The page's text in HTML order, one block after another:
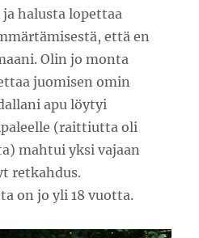
halusta lopettaa
että en
Olin jo monta
juomisen omin
apu löytyi
(raittiutta oli
mahtui yksi vajaan
retkahdus.
on jo yli 18 vuotta.